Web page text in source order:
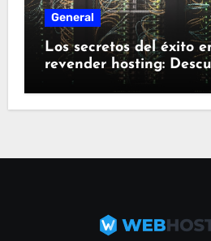
General
Los secretos del éxito
revender hosting:
necesitas para triunfar